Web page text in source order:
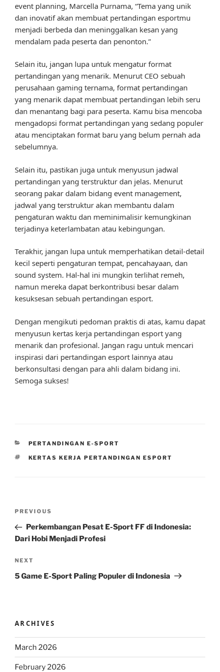
event planning, Marcella Purnama, “Tema yang unik
dan inovatif akan membuat pertandingan esportmu
menjadi berbeda dan meninggalkan kesan yang
mendalam pada peserta dan penonton.”
Selain itu, jangan lupa untuk mengatur format
pertandingan yang menarik. Menurut CEO sebuah
perusahaan gaming ternama, format pertandingan
yang menarik dapat membuat pertandingan lebih seru
dan menantang bagi para peserta. Kamu bisa mencoba
mengadopsi format pertandingan yang sedang populer
atau menciptakan format baru yang belum pernah ada
sebelumnya.
Selain itu, pastikan juga untuk menyusun jadwal
pertandingan yang terstruktur dan jelas. Menurut
seorang pakar dalam bidang event management,
jadwal yang terstruktur akan membantu dalam
pengaturan waktu dan meminimalisir kemungkinan
terjadinya keterlambatan atau kebingungan.
Terakhir, jangan lupa untuk memperhatikan detail-detail
kecil seperti pengaturan tempat, pencahayaan, dan
sound system. Hal-hal ini mungkin terlihat remeh,
namun mereka dapat berkontribusi besar dalam
kesuksesan sebuah pertandingan esport.
Dengan mengikuti pedoman praktis di atas, kamu dapat
menyusun kertas kerja pertandingan esport yang
menarik dan profesional. Jangan ragu untuk mencari
inspirasi dari pertandingan esport lainnya atau
berkonsultasi dengan para ahli dalam bidang ini.
Semoga sukses!
CATEGORIES
PERTANDINGAN E-SPORT
TAGS
KERTAS KERJA PERTANDINGAN ESPORT
Previous
Post
PREVIOUS
Perkembangan Pesat E-Sport FF di Indonesia:
Dari Hobi Menjadi Profesi
Next
Post
NEXT
5 Game E-Sport Paling Populer di Indonesia
ARCHIVES
March 2026
February 2026